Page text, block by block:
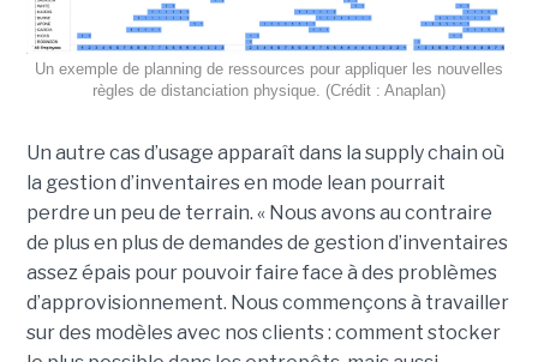
Un exemple de planning de ressources pour appliquer les nouvelles
règles de distanciation physique. (Crédit : Anaplan)
Un autre cas d’usage apparaît dans la supply chain où
la gestion d’inventaires en mode lean pourrait
perdre un peu de terrain. « Nous avons au contraire
de plus en plus de demandes de gestion d’inventaires
assez épais pour pouvoir faire face à des problèmes
d’approvisionnement. Nous commençons à travailler
sur des modèles avec nos clients : comment stocker